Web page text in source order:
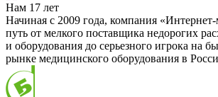
Нам 17 лет
Начиная с 2009 года, компания
путь от мелкого поставщика недорогих
и оборудования до серьезного игрока на
рынке медицинского оборудования в